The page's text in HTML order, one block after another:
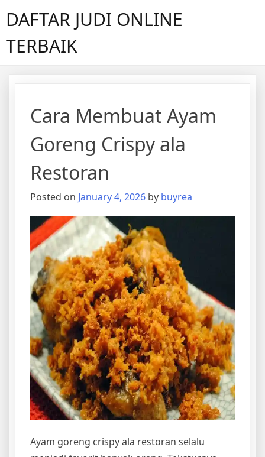
DAFTAR JUDI ONLINE
TERBAIK
Cara Membuat Ayam
Goreng Crispy ala
Restoran
Posted on January 4, 2026 by buyrea
Ayam goreng crispy ala restoran selalu